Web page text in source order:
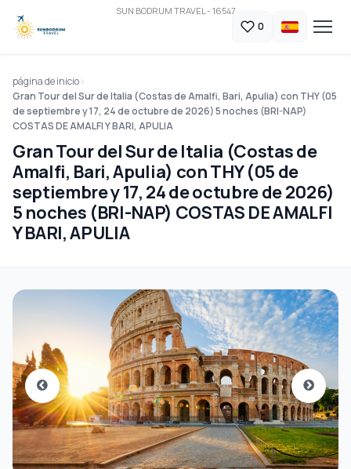
SUN BODRUM TRAVEL - 16547
0
página de inicio
Gran Tour del Sur de Italia (Costas de Amalfi, Bari, Apulia) con THY (05
de septiembre y 17, 24 de octubre de 2026) 5 noches (BRI-NAP)
COSTAS DE AMALFI Y BARI, APULIA
Gran Tour del Sur de Italia (Costas de
Amalfi, Bari, Apulia) con THY (05 de
septiembre y 17, 24 de octubre de 2026)
5 noches (BRI-NAP) COSTAS DE AMALFI
Y BARI, APULIA